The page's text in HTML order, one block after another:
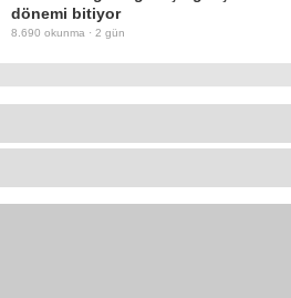
dönemi bitiyor
8.690 okunma · 2 gün